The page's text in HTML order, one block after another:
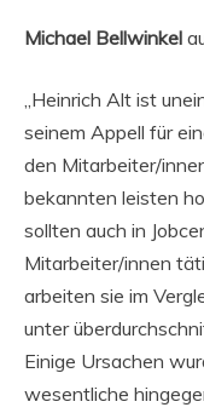
Michael Bellwinkel
„Heinrich Alt ist
seinem Appell für
den Mitarbeiter/
bekannten leisten
sollten auch in
Mitarbeiter/innen
arbeiten sie im
unter
Einige Ursachen
wesentliche